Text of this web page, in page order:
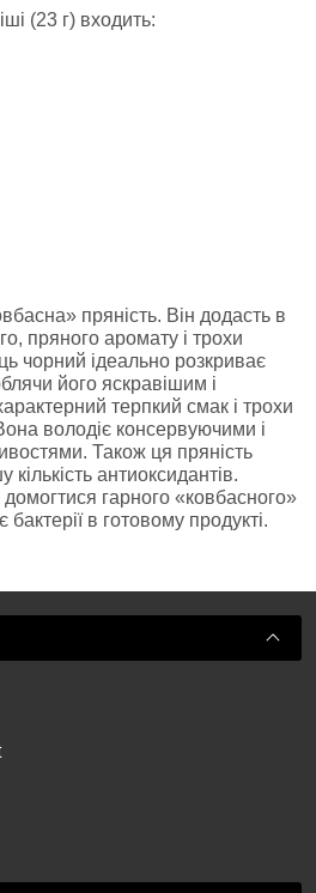
(23 г) входить:
пряність. Він додасть в
пряного аромату і трохи
чорний ідеально розкриває
його яскравішим і
терпкий смак і трохи
володіє консервуючими і
Також ця пряність
кількість антиоксидантів.
домогтися гарного «ковбасного»
в готовому продукті.